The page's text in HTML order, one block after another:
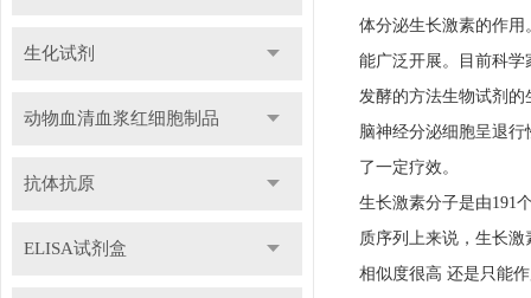
生化试剂
动物血清血浆红细胞制品
抗体抗原
ELISA试剂盒
体分泌生长激素的作
能广泛开展。目前科
发酵的方法生物试剂
脑神经分泌细胞呈退
了一定疗效。
生长激素分子是由191
质序列上来说，生长
相似度很高 还是只能